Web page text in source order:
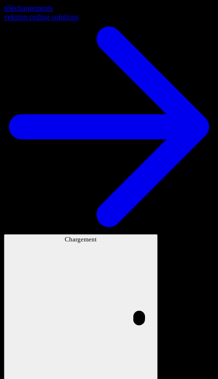
téléchargements
vektron ceiling solutions
Chargement